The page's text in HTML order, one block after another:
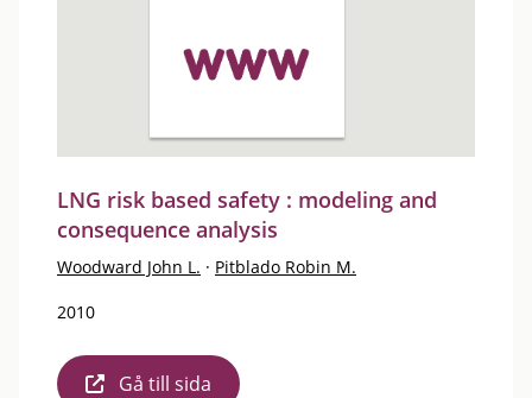
LNG risk based safety : modeling and
consequence analysis
Woodward John L. · Pitblado Robin M.
2010
Gå till sida